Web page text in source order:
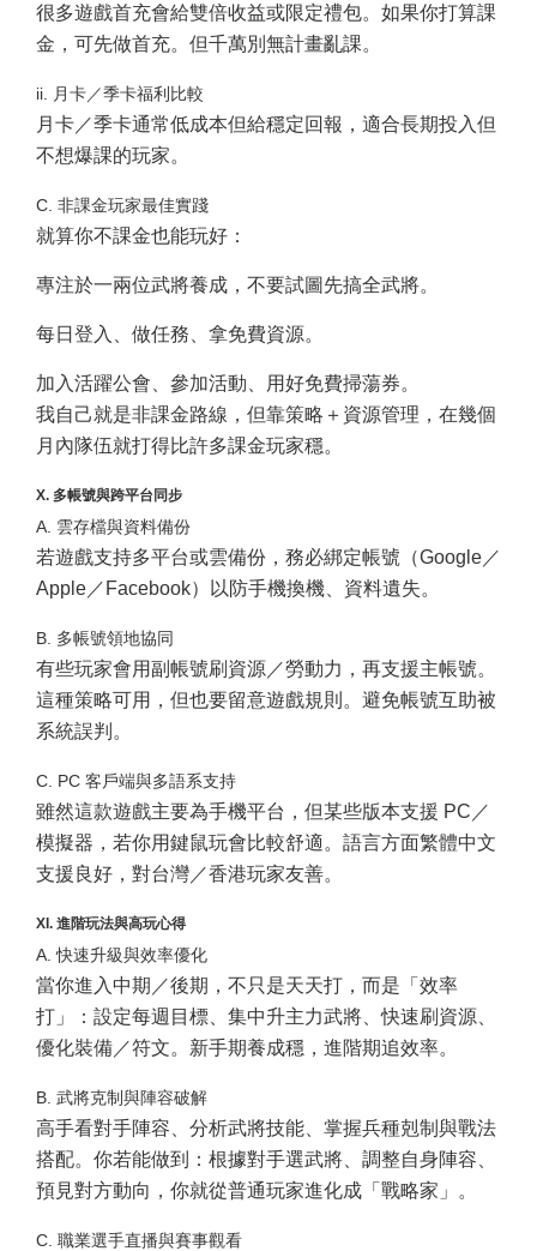
很多遊戲首充會給雙倍收益或限定禮包。如果你打算課
金，可先做首充。但千萬別無計畫亂課。
ii. 月卡／季卡福利比較
月卡／季卡通常低成本但給穩定回報，適合長期投入但
不想爆課的玩家。
C. 非課金玩家最佳實踐
就算你不課金也能玩好：
專注於一兩位武將養成，不要試圖先搞全武將。
每日登入、做任務、拿免費資源。
加入活躍公會、參加活動、用好免費掃蕩券。
我自己就是非課金路線，但靠策略＋資源管理，在幾個
月內隊伍就打得比許多課金玩家穩。
X. 多帳號與跨平台同步
A. 雲存檔與資料備份
若遊戲支持多平台或雲備份，務必綁定帳號（Google／
Apple／Facebook）以防手機換機、資料遺失。
B. 多帳號領地協同
有些玩家會用副帳號刷資源／勞動力，再支援主帳號。
這種策略可用，但也要留意遊戲規則。避免帳號互助被
系統誤判。
C. PC 客戶端與多語系支持
雖然這款遊戲主要為手機平台，但某些版本支援 PC／
模擬器，若你用鍵鼠玩會比較舒適。語言方面繁體中文
支援良好，對台灣／香港玩家友善。
XI. 進階玩法與高玩心得
A. 快速升級與效率優化
當你進入中期／後期，不只是天天打，而是「效率
打」：設定每週目標、集中升主力武將、快速刷資源、
優化裝備／符文。新手期養成穩，進階期追效率。
B. 武將克制與陣容破解
高手看對手陣容、分析武將技能、掌握兵種剋制與戰法
搭配。你若能做到：根據對手選武將、調整自身陣容、
預見對方動向，你就從普通玩家進化成「戰略家」。
C. 職業選手直播與賽事觀看